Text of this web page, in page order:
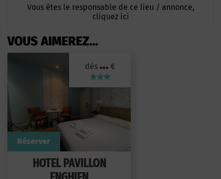
Vous êtes le responsable de ce lieu / annonce,
cliquez ici
VOUS AIMEREZ...
HOTEL PAVILLON
dès ... €
Réserver